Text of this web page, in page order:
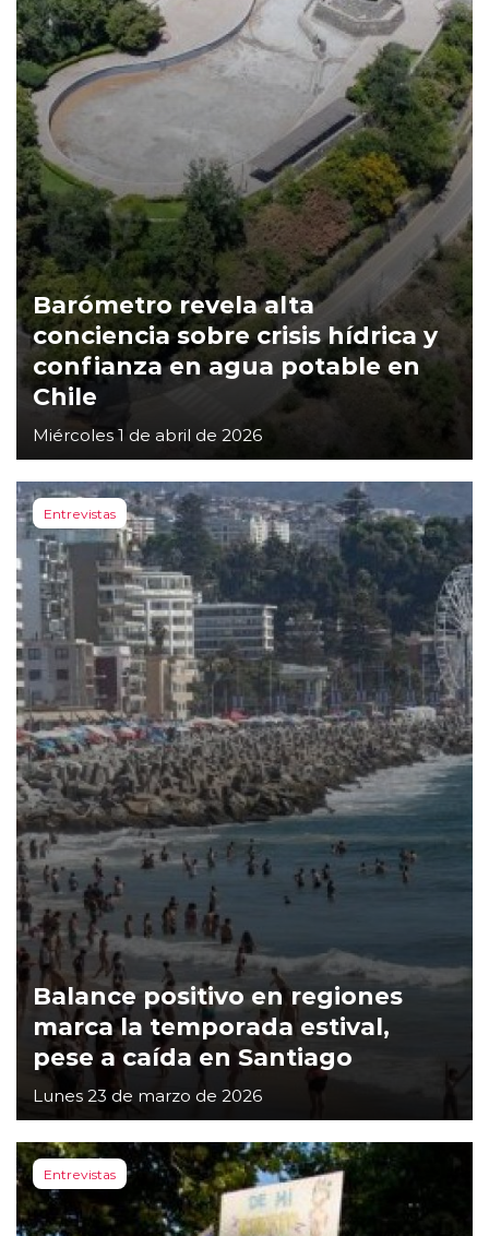
Barómetro revela alta
conciencia sobre crisis hídrica y
confianza en agua potable en
Chile
Miércoles 1 de abril de 2026
Entrevistas
Balance positivo en regiones
marca la temporada estival,
pese a caída en Santiago
Lunes 23 de marzo de 2026
Entrevistas